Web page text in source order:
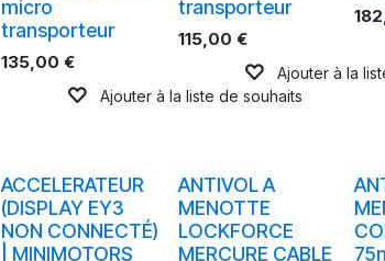
micro
transporteur
135,00 €
Ajouter à la liste de souhaits
transporteur
115,00 €
Ajouter à la
ACCELERATEUR
(DISPLAY EY3
NON CONNECTÉ)
| MINIMOTORS
ANTIVOL A
MENOTTE
LOCKFORCE
MERCURE CABLE